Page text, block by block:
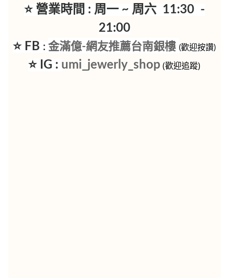
⭐ 營業時間 : 周一 ~ 周六 11:30 -
21:00
⭐ FB :金滿億-網友推薦台南銀樓 (歡迎按讚)
⭐ IG : umi_jewerly_shop (歡迎追蹤)